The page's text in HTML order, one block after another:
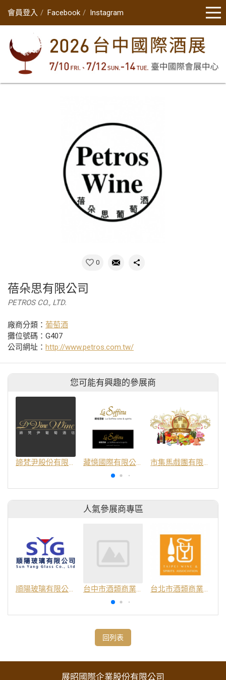
會員登入 Facebook Instagram
0
蓓朵思有限公司
PETROS CO., LTD.
廠商分類： 葡萄酒
攤位號碼：G407
公司網址： http://www.petros.com.tw/
您可能有興趣的參展商
諦梵尹股份有限公司 藏憶國際有限公司 市集馬戲團有限公司
人氣參展商專區
回列表
展昭國際企業股份有限公司